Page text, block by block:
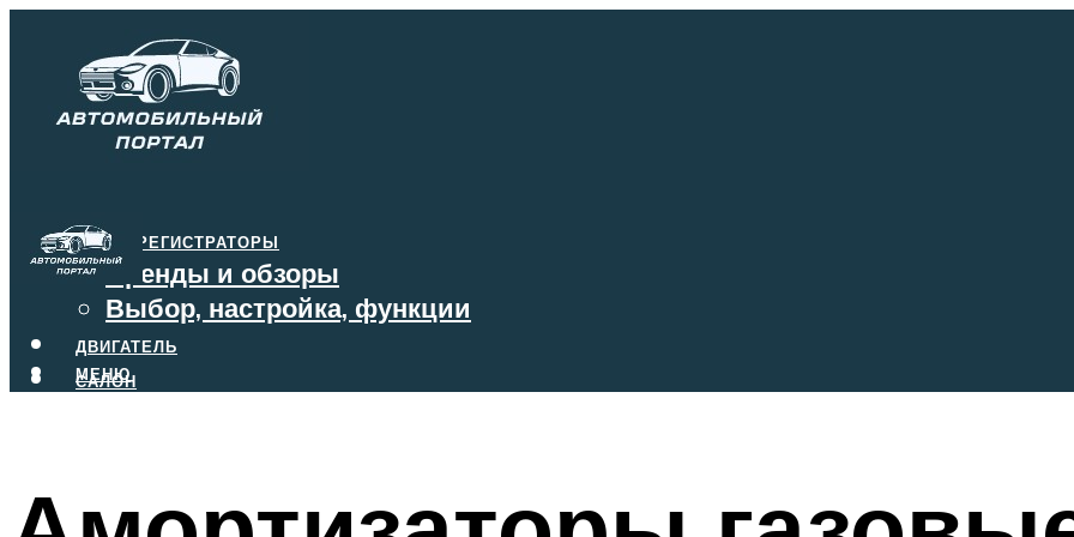
ВИДЕОРЕГИСТРАТОРЫ
Бренды и обзоры
Выбор, настройка, функции
ДВИГАТЕЛЬ
САЛОН
МЕНЮ
МЕНЮ